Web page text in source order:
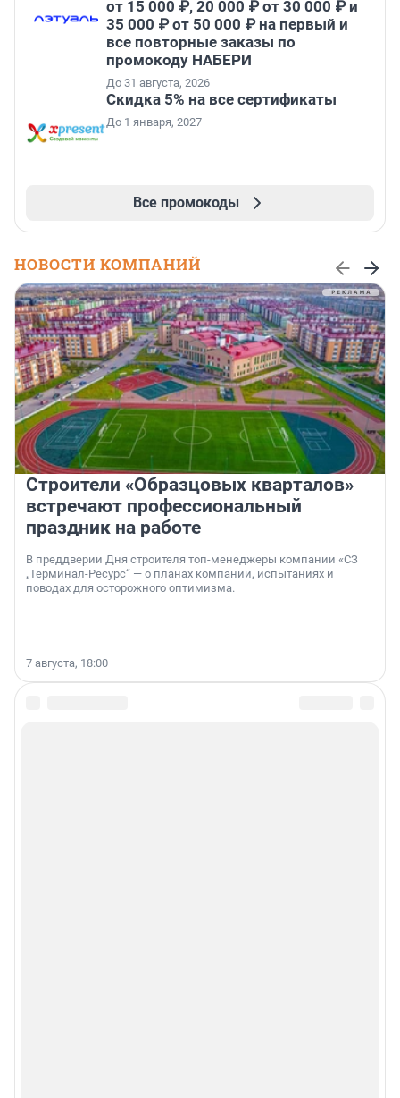
от 15 000 ₽, 20 000 ₽ от 30 000 ₽ и
35 000 ₽ от 50 000 ₽ на первый и
все повторные заказы по
промокоду НАБЕРИ
До 31 августа, 2026
Скидка 5% на все сертификаты
До 1 января, 2027
Все промокоды
НОВОСТИ КОМПАНИЙ
Строители «Образцовых кварталов»
встречают профессиональный
праздник на работе
В преддверии Дня строителя топ-менеджеры компании «СЗ
„Терминал-Ресурс“ — о планах компании, испытаниях и
поводах для осторожного оптимизма.
7 августа, 18:00